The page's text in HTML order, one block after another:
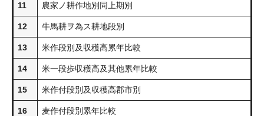
11 農家ノ耕作地別同上期別
12 牛馬耕ヲ為ス耕地段別
13 米作段別及収穫高累年比較
14 米一段歩収穫高及其他累年比較
15 米作付段別及収穫高郡市別
16 麦作付段別累年比較